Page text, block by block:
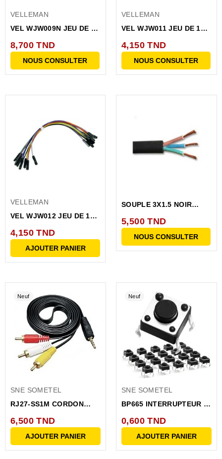
VELLEMAN
VEL WJW009N JEU DE 65
8,700 TND
NOUS CONSULTER
VELLEMAN
VEL WJW011 JEU DE 10
4,150 TND
NOUS CONSULTER
VELLEMAN
VEL WJW012 JEU DE 10
4,150 TND
AJOUTER PANIER
SOUPLE 3X1.5 NOIR
5,500 TND
NOUS CONSULTER
Neuf
SNE SOMETEL
RJ27-SS1M CORDON
6,500 TND
AJOUTER PANIER
Neuf
SNE SOMETEL
BP665 INTERRUPTEUR A
TACTILE
0,600 TND
AJOUTER PANIER